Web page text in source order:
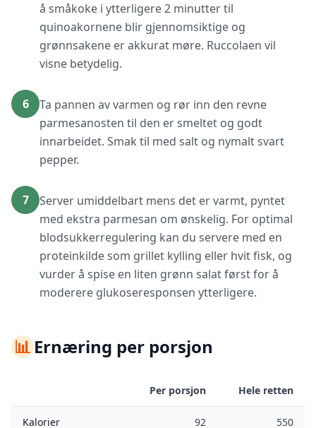
å småkoke i ytterligere 2 minutter til
quinoakornene blir gjennomsiktige og
grønnsakene er akkurat møre. Ruccolaen vil
visne betydelig.
6
Ta pannen av varmen og rør inn den revne
parmesanosten til den er smeltet og godt
innarbeidet. Smak til med salt og nymalt svart
pepper.
7
Server umiddelbart mens det er varmt, pyntet
med ekstra parmesan om ønskelig. For optimal
blodsukkerregulering kan du servere med en
proteinkilde som grillet kylling eller hvit fisk, og
vurder å spise en liten grønn salat først for å
moderere glukoseresponsen ytterligere.
📊Ernæring per porsjon
Per porsjon Hele retten
Kalorier 92 550